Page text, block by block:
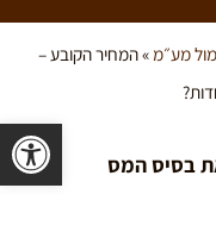
פתח
מע״מ »המחיר הקובע –
בסיס המס